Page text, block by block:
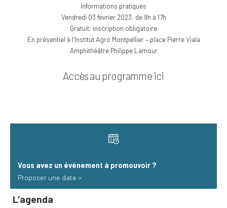
Informations pratiques
Vendredi 03 février 2023, de 9h à 17h
Gratuit, inscription obligatoire
En présentiel à l’Institut Agro Montpellier – place Pierre Viala
Amphithéâtre Philippe Lamour
Accès au programme ici
Vous avez un évènement à promouvoir​ ?
Proposer une date >
L’agenda